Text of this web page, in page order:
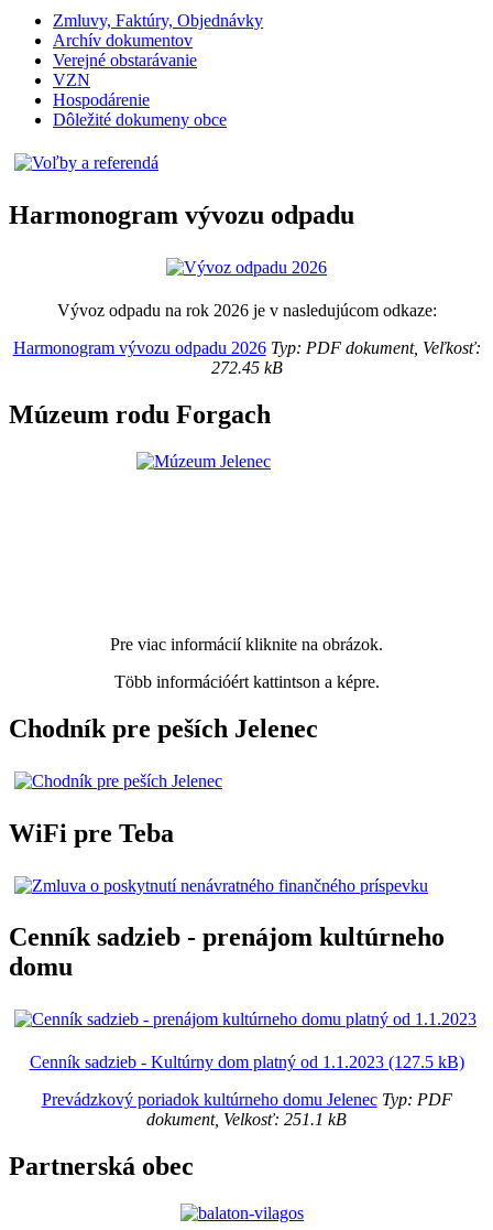
Zmluvy, Faktúry, Objednávky
Archív dokumentov
Verejné obstarávanie
VZN
Hospodárenie
Dôležité dokumeny obce
Harmonogram vývozu odpadu
Vývoz odpadu na rok 2026 je v nasledujúcom odkaze:
Harmonogram vývozu odpadu 2026Typ: PDF dokument, Veľkosť:
272.45 kB
Múzeum rodu Forgach
Pre viac informácií kliknite na obrázok.
Több információért kattintson a képre.
Chodník pre peších Jelenec
WiFi pre Teba
Cenník sadzieb - prenájom kultúrneho
domu
Cenník sadzieb - Kultúrny dom platný od 1.1.2023 (127.5 kB)
Prevádzkový poriadok kultúrneho domu JelenecTyp: PDF
dokument, Velkosť: 251.1 kB
Partnerská obec